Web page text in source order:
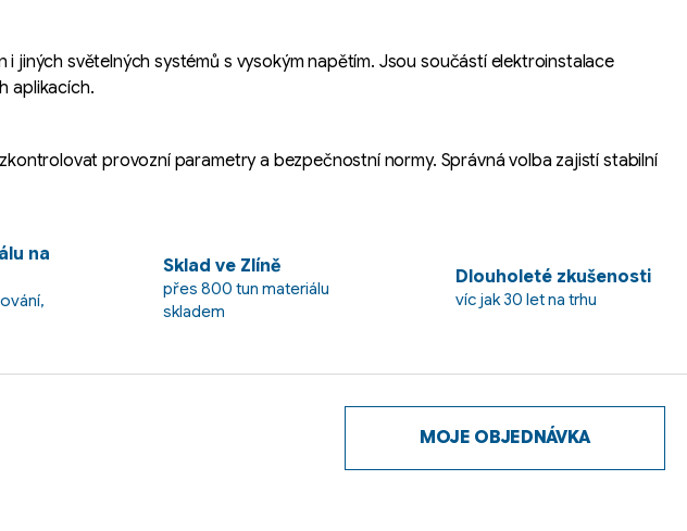
jiných světelných systémů s vysokým napětím. Jsou součástí elektroinstalace
aplikacích.
provozní parametry a bezpečnostní normy. Správná volba zajistí stabilní
na
Sklad ve Zlíně
přes 800 tun materiálu
skladem
Dlouholeté zkušenosti
víc jak 30 let na trhu
MOJE OBJEDNÁVKA